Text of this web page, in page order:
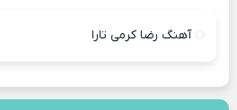
آهنگ رضا کرمی تارا